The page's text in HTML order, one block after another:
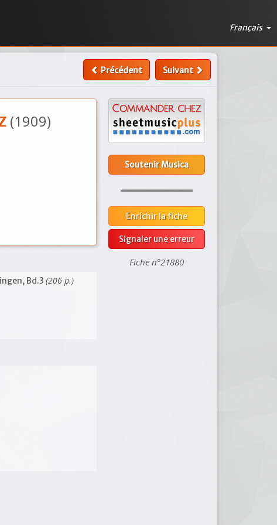
Français
Précédent Suivant
(1909)
Bd.3(206 p.)
Soutenir Musica
Enrichir la fiche
Signaler une erreur
Fiche n°21880